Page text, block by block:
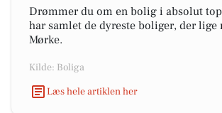
Drømmer du om en bolig i absolut
har samlet de dyreste boliger, der
Mørke.
Kilde: Boliga
Læs hele artiklen her